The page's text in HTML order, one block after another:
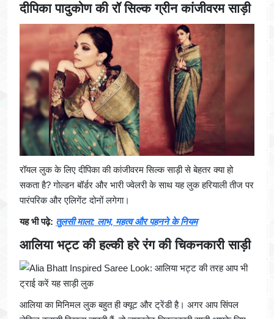
दीपिका पादुकोण की रॉ सिल्क ग्रीन कांजीवरम साड़ी
रॉयल लुक के लिए दीपिका की कांजीवरम सिल्क साड़ी से बेहतर क्या हो
सकता है? गोल्डन बॉर्डर और भारी ज्वेलरी के साथ यह लुक हरियाली तीज पर
पारंपरिक और एलिगेंट दोनों लगेगा।
यह भी पढ़े: तुलसी माला: लाभ, महत्व और पहनने के नियम
आलिया भट्ट की हल्की हरे रंग की चिकनकारी साड़ी
आलिया का मिनिमल लुक बहुत ही क्यूट और ट्रेंडी है। अगर आप सिंपल